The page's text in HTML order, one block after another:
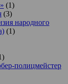
(1)
(3)
народного
(1)
полицмейстер